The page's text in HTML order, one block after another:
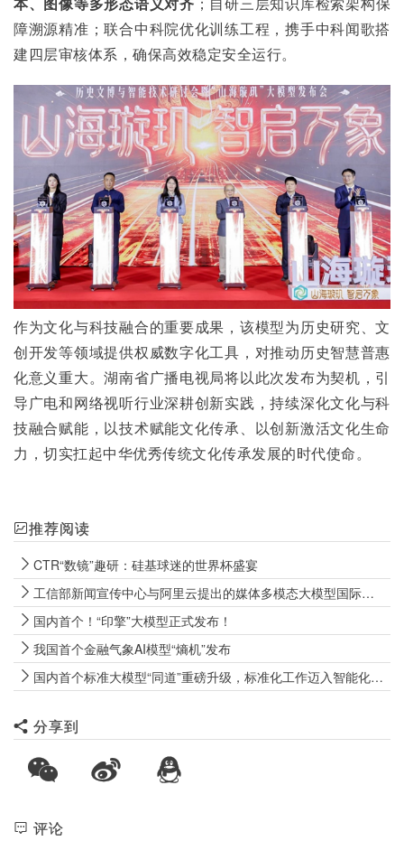
障溯源精准；联合中科院优化训练工程，携手中科闻歌搭
建四层审核体系，确保高效稳定安全运行。
作为文化与科技融合的重要成果，该模型为历史研究、文
创开发等领域提供权威数字化工具，对推动历史智慧普惠
化意义重大。湖南省广播电视局将以此次发布为契机，引
导广电和网络视听行业深耕创新实践，持续深化文化与科
技融合赋能，以技术赋能文化传承、以创新激活文化生命
力，切实扛起中华优秀传统文化传承发展的时代使命。
推荐阅读
CTR“数镜”趣研：硅基球迷的世界杯盛宴
工信部新闻宣传中心与阿里云提出的媒体多模态大模型国际标准正式发布
国内首个！“印擎”大模型正式发布！
我国首个金融气象AI模型“熵机”发布
国内首个标准大模型“同道”重磅升级，标准化工作迈入智能化新时代
分享到
评论